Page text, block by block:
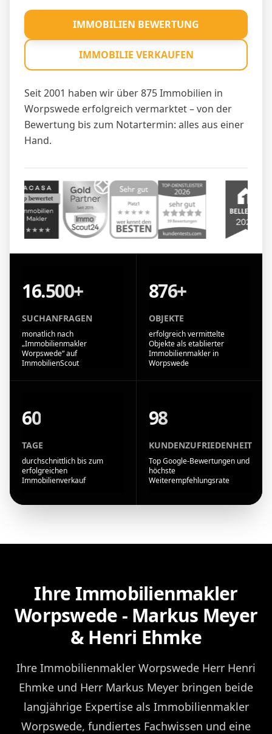
Seit 2001 haben wir über 875 Immobilien in
Worpswede erfolgreich vermarktet – von der
Bewertung bis zum Notartermin: alles aus einer
Hand.
IMMOBILIEN BEWERTUNG
IMMOBILIE VERKAUFEN
16.500+
SUCHANFRAGEN
monatlich nach
„Immobilienmakler
Worpswede“ auf
ImmobilienScout
876+
OBJEKTE
erfolgreich vermittelte
Objekte als etablierter
Immobilienmakler in
Worpswede
60
TAGE
durchschnittlich bis zum
erfolgreichen
Immobilienverkauf
98
KUNDENZUFRIEDENHEIT
Top Google-Bewertungen und
höchste
Weiterempfehlungsrate
Ihre Immobilienmakler
Worpswede - Markus Meyer
& Henri Ehmke
Ihre Immobilienmakler Worpswede Herr Henri
Ehmke und Herr Markus Meyer bringen beide
langjährige Expertise als Immobilienmakler
Worpswede, fundiertes Fachwissen und eine